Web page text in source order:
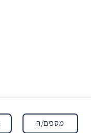
מסכים/ה